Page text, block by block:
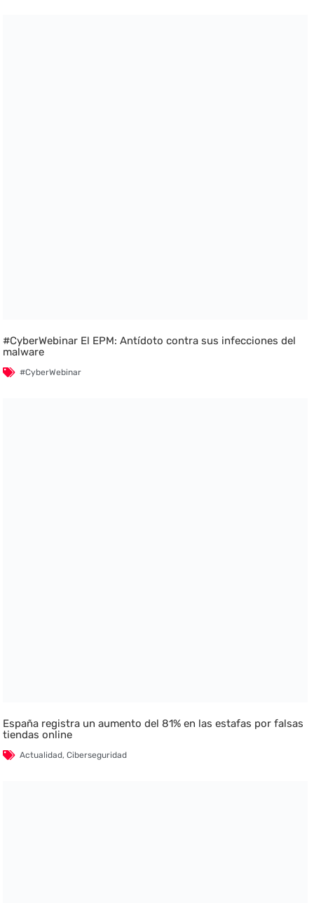
#CyberWebinar El EPM: Antídoto contra sus infecciones del
malware
#CyberWebinar
España registra un aumento del 81% en las estafas por falsas
tiendas online
Actualidad,Ciberseguridad